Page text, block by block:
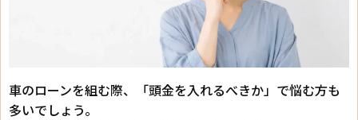
車のローンを組む際、「頭金を入れるべきか」で悩む方も
多いでしょう。